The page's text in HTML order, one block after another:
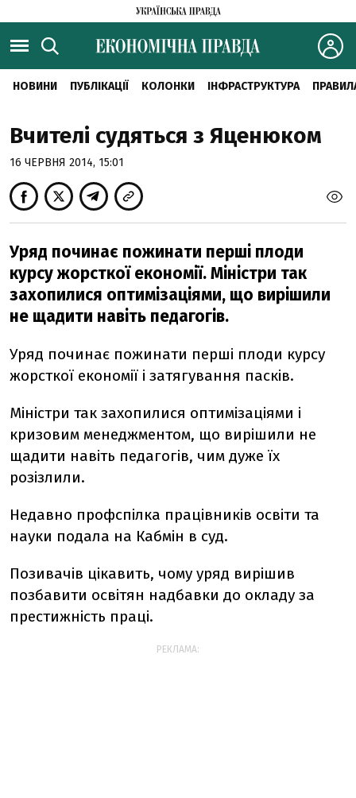
НОВИНИ ПУБЛІКАЦІЇ КОЛОНКИ ІНФРАСТРУКТУРА
Вчителі судяться з Яценюком
16 ЧЕРВНЯ 2014, 15:01
Уряд починає пожинати перші плоди
курсу жорсткої економії. Міністри так
захопилися оптимізаціями, що вирішили
не щадити навіть педагогів.
Уряд починає пожинати перші плоди курсу
жорсткої економії і затягування пасків.
Міністри так захопилися оптимізаціями і
кризовим менеджментом, що вирішили не
щадити навіть педагогів, чим дуже їх
розізлили.
Недавно профспілка працівників освіти та
науки подала на Кабмін в суд.
Позивачів цікавить, чому уряд вирішив
позбавити освітян надбавки до окладу за
престижність праці.
РЕКЛАМА: